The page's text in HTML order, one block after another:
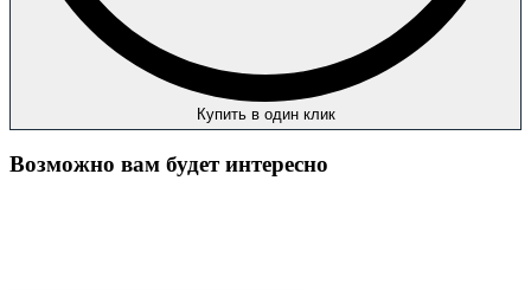
Купить в один клик
Возможно вам будет интересно